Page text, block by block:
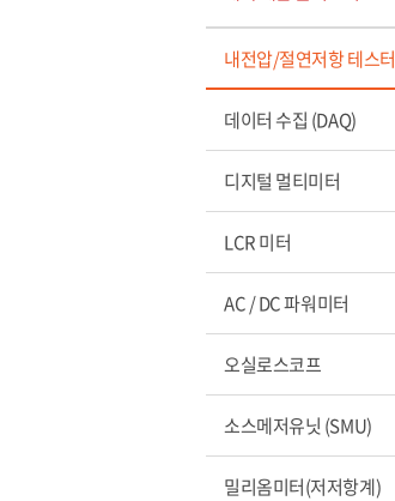
내전압/절연저항 테스터
데이터 수집 (DAQ)
디지털 멀티미터
LCR 미터
AC / DC 파워미터
오실로스코프
소스메저유닛 (SMU)
밀리옴미터(저저항계)